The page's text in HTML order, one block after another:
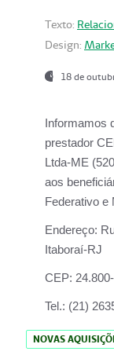
Texto:
Design:
18 de
Informamos
prestador
Ltda-ME
aos
Federativo e
Endereço:
Itaboraí-RJ
CEP:
Tel.: (21)
NOVAS